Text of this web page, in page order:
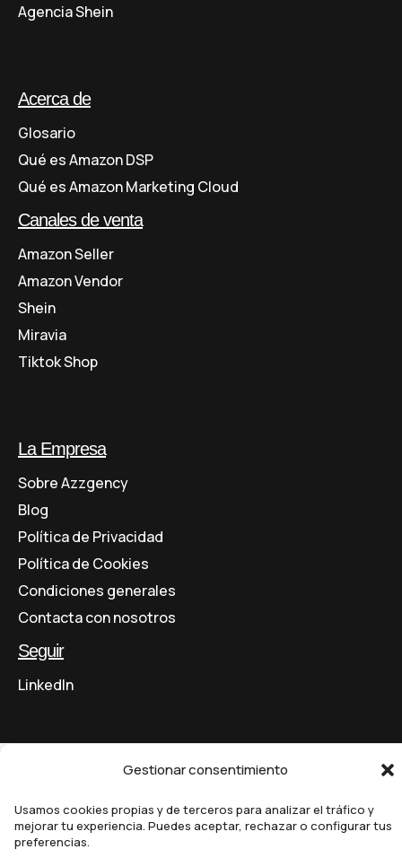
Gestionar consentimiento
Usamos cookies propias y de terceros para analizar el tráfico y
mejorar tu experiencia. Puedes aceptar, rechazar o configurar tus
preferencias.
Agencia Shein
Acerca de
Glosario
Qué es Amazon DSP
Qué es Amazon Marketing Cloud
Canales de venta
Amazon Seller
Amazon Vendor
Shein
Miravia
Tiktok Shop
La Empresa
Sobre Azzgency
Blog
Política de Privacidad
Política de Cookies
Condiciones generales
Contacta con nosotros
Seguir
LinkedIn
Copyright © 2026 Azzgency – All Rights Reserved.